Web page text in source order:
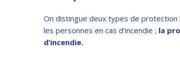
On distingue deux types de
les personnes en cas d’incendie ; la
d’incendie.